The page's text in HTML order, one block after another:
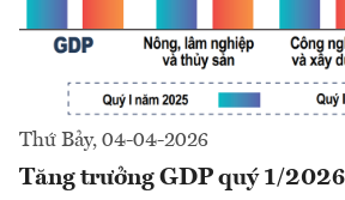
Thứ Bảy, 04-04-2026
Tăng trưởng GDP quý 1/